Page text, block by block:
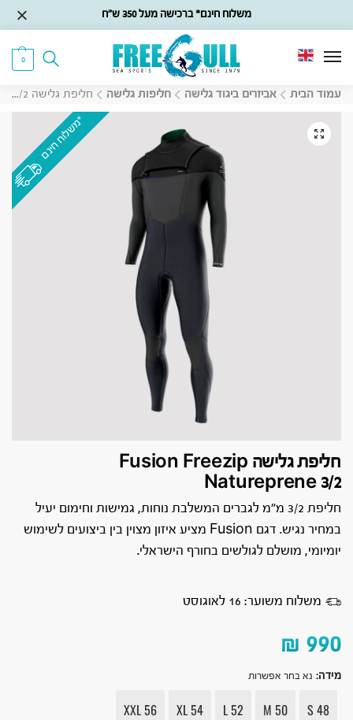
משלוח חינם* ברכישה מעל 350 ש״ח
0
עמוד הבית אביזרים ביגוד גלישה חליפות גלישה חליפת גלישה Fusion Freezip Natureprene 3/2
חליפת גלישה Fusion Freezip
Natureprene 3/2
חליפת 3/2 מ״מ לגברים המשלבת נוחות, גמישות וחימום יעיל
במחיר נגיש. דגם Fusion מציע איזון מצוין בין ביצועים לשימוש
יומיומי, מושלם לגולשים בחורף הישראלי.
משלוח משוער: 16 לאוגוסט
₪ 990
מידה: נא בחר אפשרות
S 48
M 50
L 52
XL 54
XXL 56